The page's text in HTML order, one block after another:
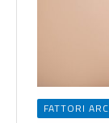
FATTORI